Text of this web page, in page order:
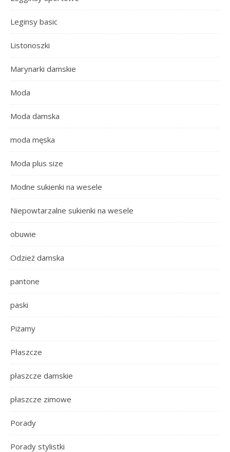
Leginsy basic
Listonoszki
Marynarki damskie
Moda
Moda damska
moda męska
Moda plus size
Modne sukienki na wesele
Niepowtarzalne sukienki na wesele
obuwie
Odzież damska
pantone
paski
Piżamy
Płaszcze
płaszcze damskie
płaszcze zimowe
Porady
Porady stylistki